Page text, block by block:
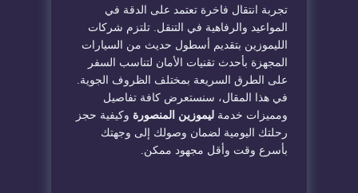
تجربة انتقال فاخرة تعتمد على الدقة في
المواعيد والرفاهية في التنقل. تلتزم شركات
الليموزين بتقديم أسطول حديث من السيارات
المجهزة بأحدث تقنيات الأمان لتناسب السفر
على الطرق السريعة بمختلف الظروف الجوية.
في هذا المقال، سنستعرض كافة تفاصيل
ومميزات خدمة ليموزين المنصورة وكيفية حجز
رحلتك اليومية لضمان وصولك إلى وجهتك
بأسرع وقت وأقل مجهود ممكن.